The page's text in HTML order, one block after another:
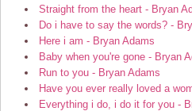
Straight from the heart - Bryan
Do i have to say the words? -
Here i am - Bryan Adams
Baby when you're gone - Bryan
Run to you - Bryan Adams
Have you ever really loved a
Everything i do, i do it for you -